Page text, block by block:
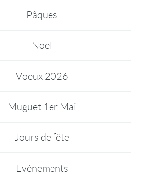
Pâques
Noël
Voeux 2026
Muguet 1er Mai
Jours de fête
Evénements